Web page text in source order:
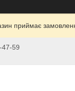
приймає
47-59